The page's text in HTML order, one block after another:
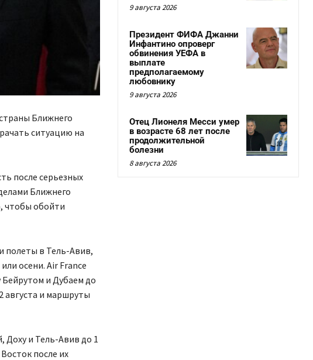
Ближнего
ситуацию на
после серьезных
Ближнего
чтобы обойти
полеты в Тель-Авив,
осени. Air France
и Дубаем до
августа и маршруты
Доху и Тель-Авив до 1
после их
9 августа 2026
Президент ФИФА Джанни
Инфантино опроверг
обвинения УЕФА в
выплате
предполагаемому
любовнику
9 августа 2026
Отец Лионеля Месси умер
в возрасте 68 лет после
продолжительной
болезни
8 августа 2026